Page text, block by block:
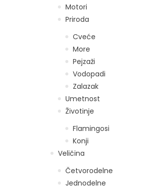
Motori
Priroda
Cveće
More
Pejzaži
Vodopadi
Zalazak
Umetnost
Životinje
Flamingosi
Konji
Veličina
Četvorodelne
Jednodelne